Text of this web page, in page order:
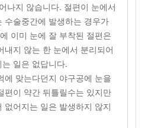
나지 않습니다. 절편이 눈에서
수술중간에 발생하는 경우가
이미 눈에 잘 부착된 절편은
내지 않는 한 눈에서 분리되어
일은 없답니다.
에 맞는다던지 야구공에 눈을
편이 약간 뒤틀릴수는 있지만
없어지는 일은 발생하지 않지